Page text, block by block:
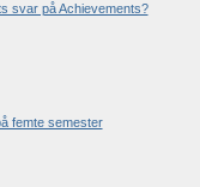
svar på Achievements?
femte semester